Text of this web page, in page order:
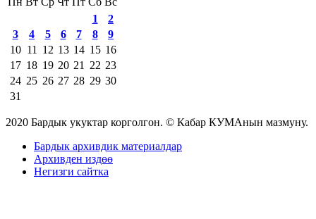
1
2
3
4 5 6 7 8
9
10 11 12 13 14 15 16
17 18 19 20 21 22 23
24 25 26 27 28 29 30
31
2020 Бардык укуктар корголгон. © Кабар КУМАнын мазмуну.
Бардык архивдик материалдар
Архивден издөө
Негизги сайтка